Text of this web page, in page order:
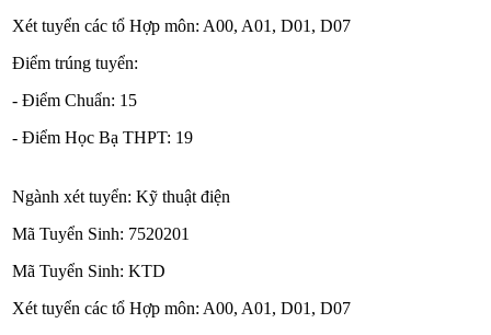
Xét tuyển các tổ Hợp môn: A00, A01, D01, D07
Điểm trúng tuyển:
- Điểm Chuẩn: 15
- Điểm Học Bạ THPT: 19
Ngành xét tuyển: Kỹ thuật điện
Mã Tuyển Sinh: 7520201
Mã Tuyển Sinh: KTD
Xét tuyển các tổ Hợp môn: A00, A01, D01, D07